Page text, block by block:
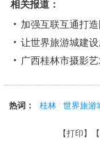
相关报道：
加强互联互通打
让世界旅游城建
广西桂林市摄影
热词： 桂林 世界旅游
【打印 】【